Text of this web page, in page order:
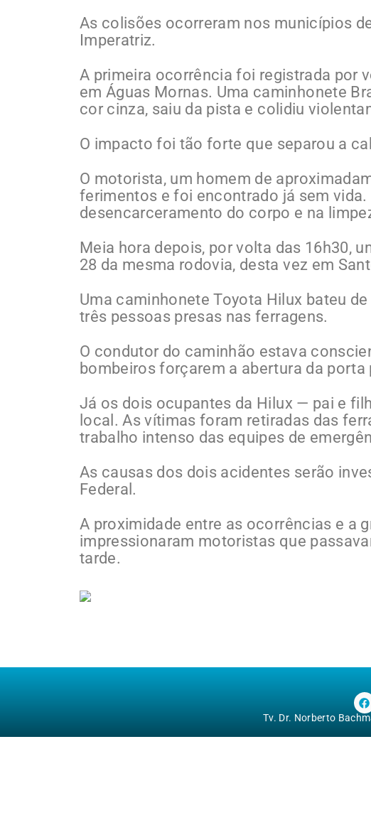
As colisões ocorreram nos municípios
Imperatriz.
A primeira ocorrência foi registrada por
em Águas Mornas. Uma caminhonete
cor cinza, saiu da pista e colidiu
O impacto foi tão forte que separou a
O motorista, um homem de
ferimentos e foi encontrado já sem
desencarceramento do corpo e na
Meia hora depois, por volta das 16h30,
28 da mesma rodovia, desta vez em
Uma caminhonete Toyota Hilux bateu
três pessoas presas nas ferragens.
O condutor do caminhão estava
bombeiros forçarem a abertura da
Já os dois ocupantes da Hilux — pai e
local. As vítimas foram retiradas das
trabalho intenso das equipes de
As causas dos dois acidentes serão
Federal.
A proximidade entre as ocorrências e a
impressionaram motoristas que
tarde.
Tv. Dr. Norberto